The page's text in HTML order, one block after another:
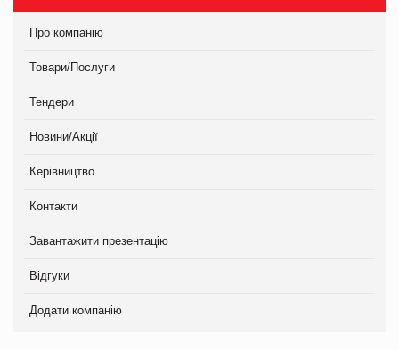
Про компанію
Товари/Послуги
Тендери
Новини/Акції
Керівництво
Контакти
Завантажити презентацію
Відгуки
Додати компанію